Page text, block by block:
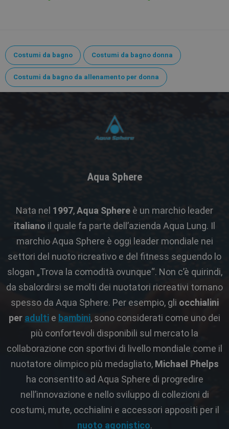
Costumi da bagno Costumi da bagno donna
Costumi da bagno da allenamento per donna
Aqua Sphere
Nata nel 1997,Aqua Sphere è un marchio leader
italiano il quale fa parte dell’azienda Aqua Lung. Il
marchio Aqua Sphere è oggi leader mondiale nei
settori del nuoto ricreativo e del fitness seguendo lo
slogan „Trova la comodità ovunque“. Non c’è quirindi,
da sbalordirsi se molti dei nuotatori ricreativi tornano
spesso da Aqua Sphere. Per esempio, gli occhialini
per adulti e bambini, sono considerati come uno dei
più confortevoli disponibili sul mercato la
collaborazione con sportivi di livello mondiale come il
nuotatore olimpico più medagliato, Michael Phelps
ha consentito ad Aqua Sphere di progredire
nell’innovazione e nello sviluppo di collezioni di
costumi, mute, occhialini e accessori appositi per il
nuoto agonistico.